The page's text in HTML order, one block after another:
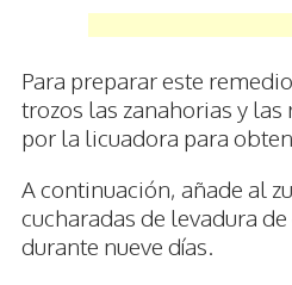
Para preparar este
trozos las zanahorias y
por la licuadora para
A continuación, añade al
cucharadas de levadura
durante nueve días.